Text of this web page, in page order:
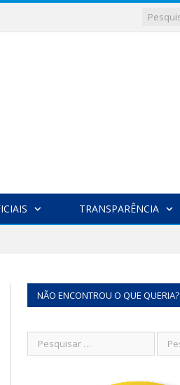
TRANSPARÊNCIA
NÃO ENCONTROU O QUE QUERIA?